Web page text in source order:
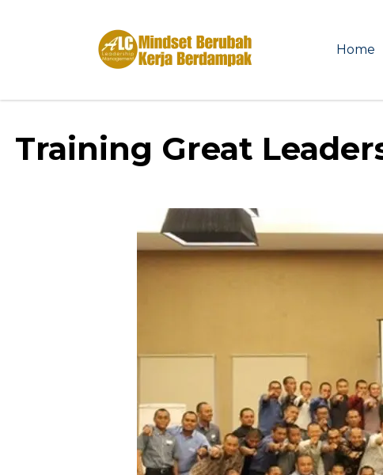
Home
Training Great